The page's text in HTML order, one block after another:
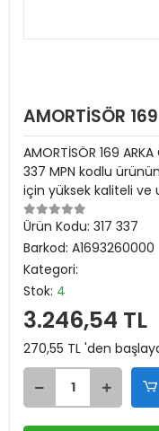
AMORTİSÖR
AMORTİSÖR 169
337 MPN kodlu
için yüksek kaliteli ve
Ürün Kodu: 317 337
Barkod: A1693260000
Kategori:
Stok: 4
3.246,54 TL
270,55 TL 'den